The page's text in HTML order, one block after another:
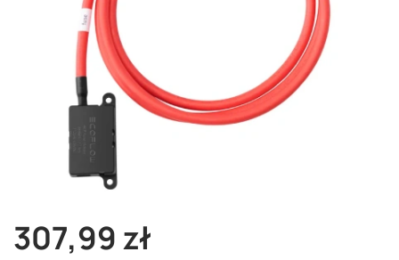
307,99 zł